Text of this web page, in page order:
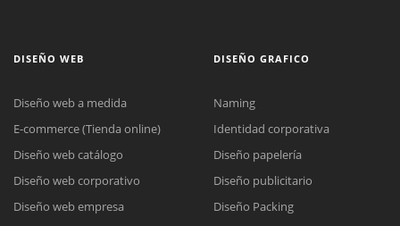
DISEÑO WEB
Diseño web a medida
E-commerce (Tienda online)
Diseño web catálogo
Diseño web corporativo
Diseño web empresa
DISEÑO GRAFICO
Naming
Identidad corporativa
Diseño papelería
Diseño publicitario
Diseño Packing